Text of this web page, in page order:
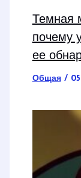
Темная
почему
ее
Общая/